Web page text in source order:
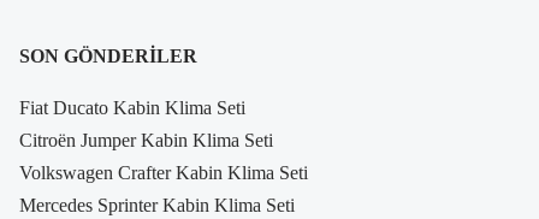
SON GÖNDERILER
Fiat Ducato Kabin Klima Seti
Citroën Jumper Kabin Klima Seti
Volkswagen Crafter Kabin Klima Seti
Mercedes Sprinter Kabin Klima Seti